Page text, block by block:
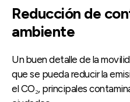
Reducción de
ambiente
Un buen detalle de la
que se pueda reducir la
el CO₂, principales